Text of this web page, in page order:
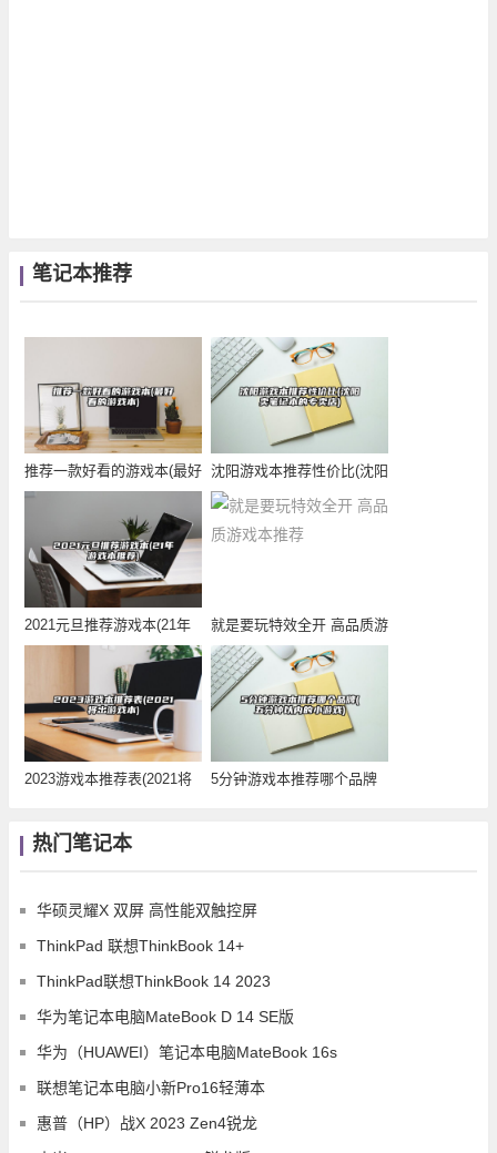
笔记本推荐
推荐一款好看的游戏本(最好
看的游戏本)
沈阳游戏本推荐性价比(沈阳
卖笔记本的专卖
2021元旦推荐游戏本(21年
游戏本推荐
就是要玩特效全开 高品质游
戏本推荐
2023游戏本推荐表(2021将
5分钟游戏本推荐哪个品牌
热门笔记本
华硕灵耀X 双屏 高性能双触控屏
ThinkPad 联想ThinkBook 14+
ThinkPad联想ThinkBook 14 2023
华为笔记本电脑MateBook D 14 SE版
华为（HUAWEI）笔记本电脑MateBook 16s
联想笔记本电脑小新Pro16轻薄本
惠普（HP）战X 2023 Zen4锐龙